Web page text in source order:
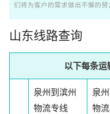
们将为客户的需求做出不懈的
山东线路查询
以下每条运
泉州到滨州
物流专线
泉
物